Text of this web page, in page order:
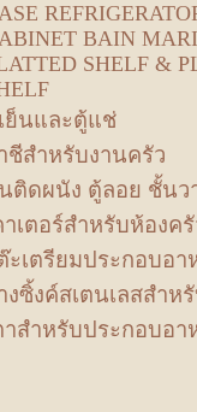
BAIN
SHELF &
ย็นและตู้แช่
ชีสำหรับงานครัว
ติดผนัง ตู้ลอย ชั้นว
าเตอร์สำหรับห้องค
ะเตรียมประกอบอา
งซิ้งค์สเตนเลสสำ
าสำหรับประกอบอา